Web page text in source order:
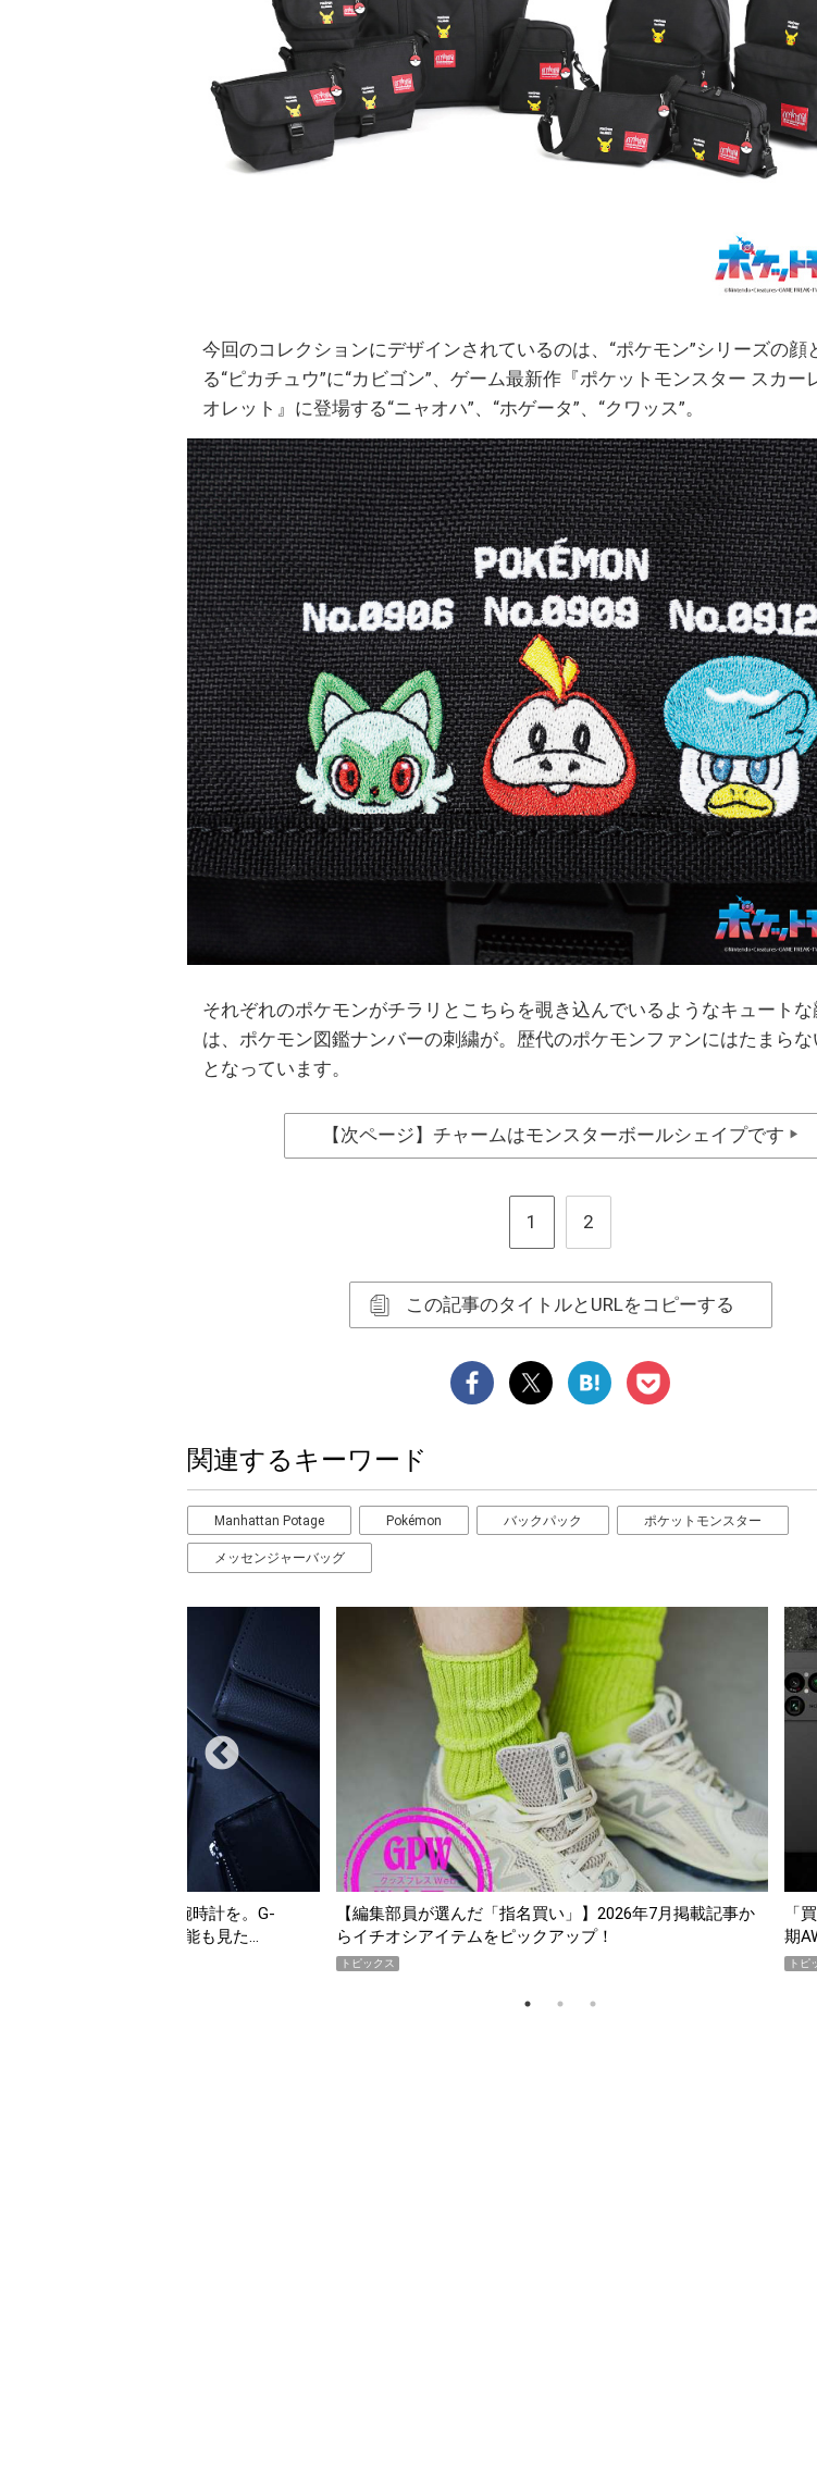
今回のコレクションにデザインされているのは、“ポケモン”シリーズの顔
る“ピカチュウ”に“カビゴン”、ゲーム最新作『ポケットモンスター スカー
オレット』に登場する“ニャオハ”、“ホゲータ”、“クワッス”。
それぞれのポケモンがチラリとこちらを覗き込んでいるようなキュートな
は、ポケモン図鑑ナンバーの刺繍が。歴代のポケモンファンにはたまら
となっています。
【次ページ】チャームはモンスターボールシェイプです ▶
1 2
この記事のタイトルとURLをコピーする
関連するキーワード
Manhattan Potage Pokémon バックパック ポケットモンスター
メッセンジャーバッグ
【編集部員が選んだ「指名買い」】2026年7月掲載記事か
らイチオシアイテムをピックアップ！
「買って損なし」の極上スマホ5選
期AWARD】